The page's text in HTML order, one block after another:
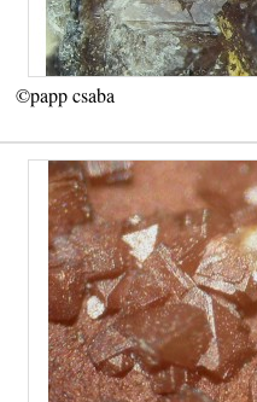
©papp csaba